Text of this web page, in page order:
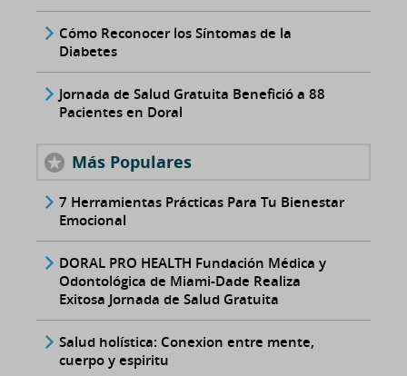
Cómo Reconocer los Síntomas de la
Diabetes
Jornada de Salud Gratuita Benefició a 88
Pacientes en Doral
Más Populares
7 Herramientas Prácticas Para Tu Bienestar
Emocional
DORAL PRO HEALTH Fundación Médica y
Odontológica de Miami-Dade Realiza
Exitosa Jornada de Salud Gratuita
Salud holística: Conexion entre mente,
cuerpo y espiritu